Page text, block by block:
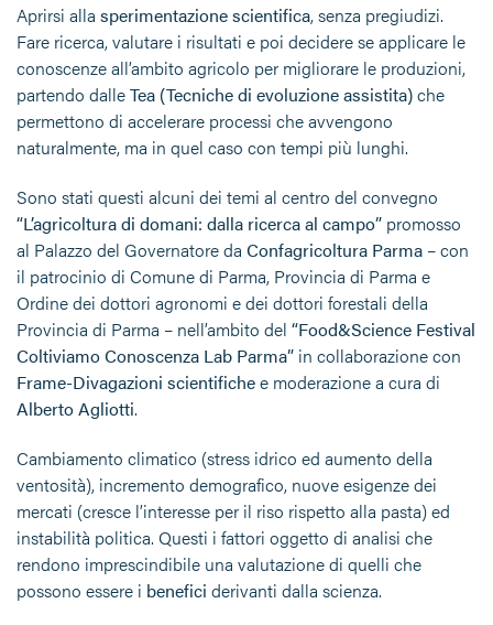
Aprirsi alla sperimentazione scientifica, senza pregiudizi.
Fare ricerca, valutare i risultati e poi decidere se applicare le
conoscenze all’ambito agricolo per migliorare le produzioni,
partendo dalleTea (Tecniche di evoluzione assistita)che
permettono di accelerare processi che avvengono
naturalmente, ma in quel caso con tempi più lunghi.
Sono stati questi alcuni dei temi al centro del convegno
“L’agricoltura di domani: dalla ricerca al campo” promosso
al Palazzo del Governatore da Confagricoltura Parma – con
il patrocinio di Comune di Parma, Provincia di Parma e
Ordine dei dottori agronomi e dei dottori forestali della
Provincia di Parma – nell’ambito del “Food&Science Festival
Coltiviamo Conoscenza Lab Parma” in collaborazione con
Frame-Divagazioni scientifichee moderazione a cura di
Alberto Agliotti.
Cambiamento climatico (stress idrico ed aumento della
ventosità), incremento demografico, nuove esigenze dei
mercati (cresce l’interesse per il riso rispetto alla pasta) ed
instabilità politica. Questi i fattori oggetto di analisi che
rendono imprescindibile una valutazione di quelli che
possono essere i benefici derivanti dalla scienza.